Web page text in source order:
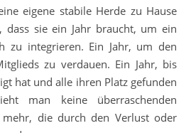
eigene stabile Herde zu Hause
dass sie ein Jahr braucht, um ein
zu integrieren. Ein Jahr, um den
zu verdauen. Ein Jahr, bis
hat und alle ihren Platz gefunden
man keine überraschenden
mehr, die durch den Verlust oder